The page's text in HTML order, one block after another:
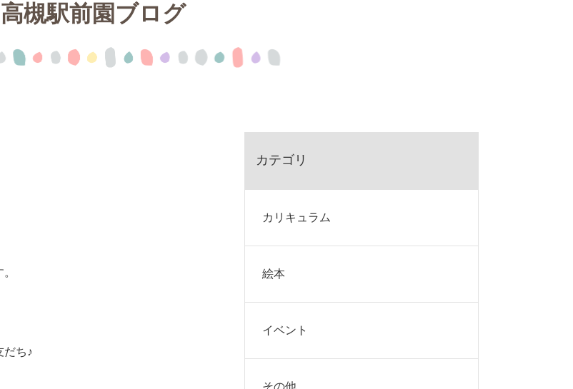
高槻駅前園ブログ
だち♪
カテゴリ
カリキュラム
絵本
イベント
その他